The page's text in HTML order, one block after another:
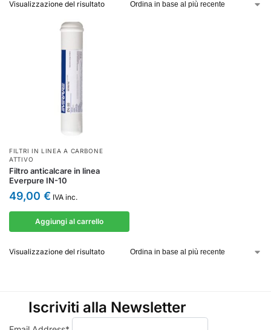
Visualizzazione del risultato
FILTRI IN LINEA A CARBONE
ATTIVO
Filtro anticalcare in linea
Everpure IN-10
49,00 € IVA inc.
Aggiungi al carrello
Visualizzazione del risultato
Iscriviti alla Newsletter